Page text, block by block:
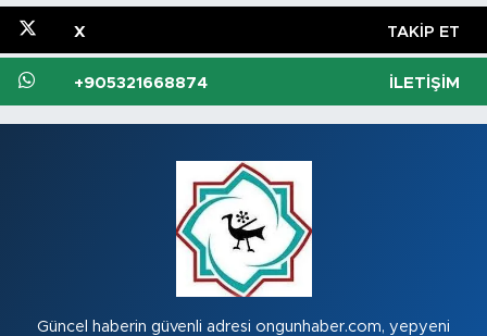
X TAKIP ET
+905321668874 İLETIŞIM
Güncel haberin güvenli adresi ongunhaber.com, yepyeni